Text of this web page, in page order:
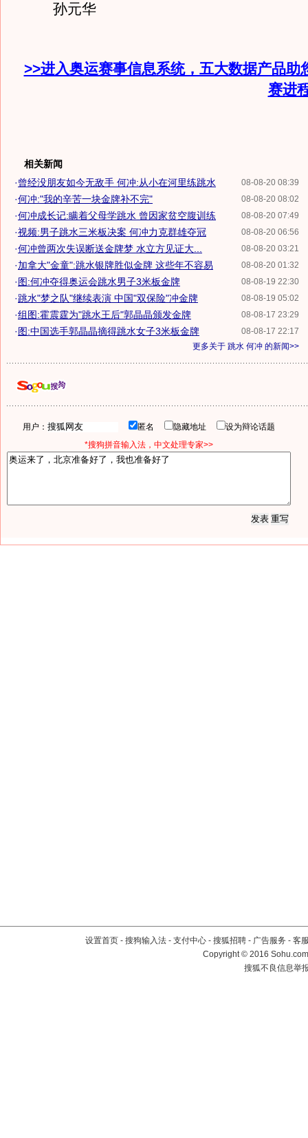
孙元华
>>进入奥运赛事信息系统，五大数据产品助
赛进
相关新闻
08-08-20 08:39
·曾经没朋友如今无敌手 何冲:从小在河里练跳水
08-08-20 08:02
·何冲:"我的辛苦一块金牌补不完"
08-08-20 07:49
·何冲成长记:瞒着父母学跳水 曾因家贫空腹训练
08-08-20 06:56
·视频:男子跳水三米板决案 何冲力克群雄夺冠
08-08-20 03:21
·何冲曾两次失误断送金牌梦 水立方见证大...
08-08-20 01:32
·加拿大"金童":跳水银牌胜似金牌 这些年不容易
08-08-19 22:30
·图:何冲夺得奥运会跳水男子3米板金牌
08-08-19 05:02
·跳水"梦之队"继续表演 中国"双保险"冲金牌
08-08-17 23:29
·组图:霍震霆为"跳水王后"郭晶晶颁发金牌
08-08-17 22:17
·图:中国选手郭晶晶摘得跳水女子3米板金牌
更多关于 跳水 何冲 的新闻>>
用户： 匿名 隐藏地址
设为辩论话题
*搜狗拼音输入法，中文处理专家>>
设置首页 - 搜狗输入法 - 支付中心 - 搜狐招聘 - 广告服务 - 客
Copyright©2016
搜狐不良信息举